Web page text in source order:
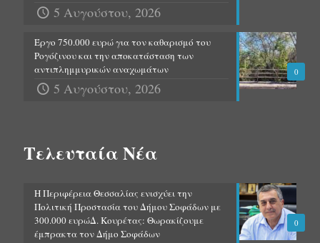
5 Αυγούστου, 2026
0
Έργο 750.000 ευρώ για τον καθαρισμό του
Ρογόζινου και την αποκατάσταση των
αντιπλημμυρικών αναχωμάτων
5 Αυγούστου, 2026
Τελευταία Νέα
0
Η Περιφέρεια Θεσσαλίας ενισχύει την
Πολιτική Προστασία του Δήμου Σοφάδων με
300.000 ευρώΔ. Κουρέτας: Θωρακίζουμε
έμπρακτα τον Δήμο Σοφάδων